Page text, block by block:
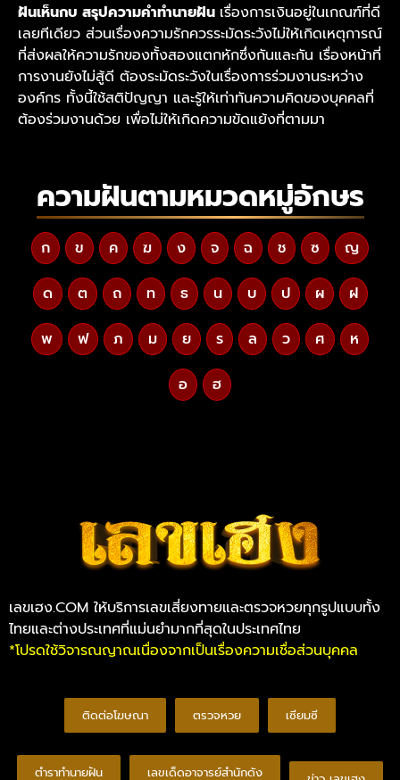
ฝันเห็นกบ สรุปความคำทำนายฝัน เรื่องการเงินอยู่ในเกณฑ์ที่ดี
เลยทีเดียว ส่วนเรื่องความรักควรระมัดระวังไม่ให้เกิดเหตุการณ์
ที่ส่งผลให้ความรักของทั้งสองแตกหักซึ่งกันและกัน เรื่องหน้าที่
การงานยังไม่สู้ดี ต้องระมัดระวังในเรื่องการร่วมงานระหว่าง
องค์กร ทั้งนี้ใช้สติปัญญา และรู้ให้เท่าทันความคิดของบุคคลที่
ต้องร่วมงานด้วย เพื่อไม่ให้เกิดความขัดแย้งที่ตามมา
ความฝันตามหมวดหมู่อักษร
ก ข ค ฆ ง จ ฉ ช ซ ญ
ด ต ถ ท ธ น บ ป ผ ฝ
พ ฟ ภ ม ย ร ล ว ศ ห
อ ฮ
เลขเฮง.COM ให้บริการเลขเสี่ยงทายและตรวจหวยทุกรูปแบบทั้ง
ไทยและต่างประเทศที่แม่นยำมากที่สุดในประเทศไทย
*โปรดใช้วิจารณญาณเนื่องจากเป็นเรื่องความเชื่อส่วนบุคคล
ติดต่อโฆษณา ตรวจหวย เซียมซี
ตำราทำนายฝัน เลขเด็ดอาจารย์สำนักดัง